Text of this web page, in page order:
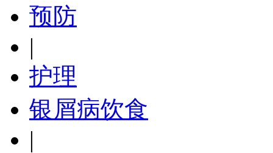
预防
|
护理
银屑病饮食
|